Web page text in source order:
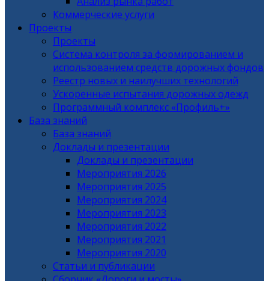
Коммерческие услуги
Проекты
Проекты
Система контроля за формированием и
использованием средств дорожных фондов
Реестр новых и наилучших технологий
Ускоренные испытания дорожных одежд
Программный комплекс «Профиль+»
База знаний
База знаний
Доклады и презентации
Доклады и презентации
Мероприятия 2026
Мероприятия 2025
Мероприятия 2024
Мероприятия 2023
Мероприятия 2022
Мероприятия 2021
Мероприятия 2020
Статьи и публикации